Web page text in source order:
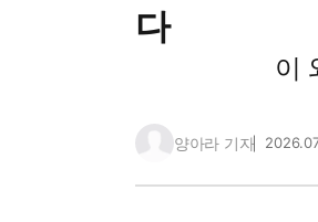
다
이
양아라 기자